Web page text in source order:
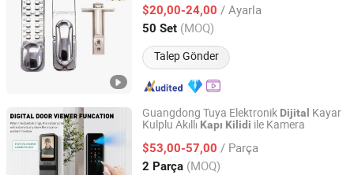
$20,00-24,00 / Ayarla
50 Set (MOQ)
Talep Gönder
Guangdong, China Fiyat 2015
Guangdong Tuya Elektronik Dijital Kayar
Kulplu Akıllı Kapı Kilidi ile Kamera
$53,00-57,00 / Parça
2 Parça (MOQ)
MATRX TECHNOLOGY LIMITED
Guangdong, China Fiyat 2022